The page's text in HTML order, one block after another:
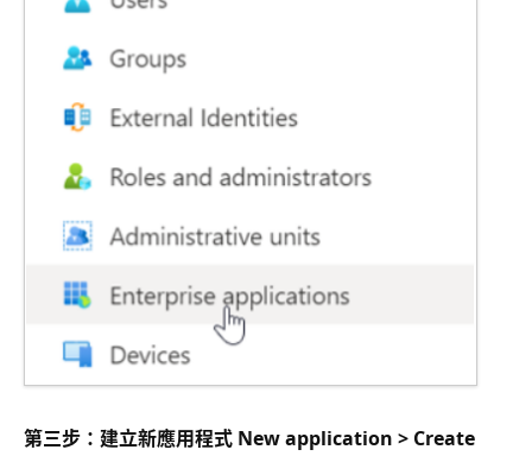
第三步：建立新應用程式 New application > Create